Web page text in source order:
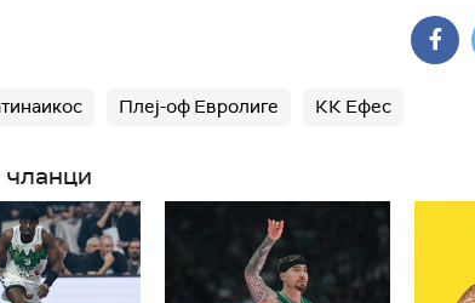
Плеј-оф Евролиге КК Ефес